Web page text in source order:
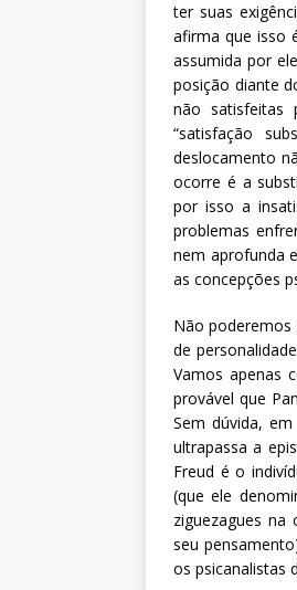
ter suas
afirma que isso
assumida por
posição diante
não satisfeitas
“satisfação
deslocamento
ocorre é a
por isso a
problemas
nem aprofunda
as concepções
Não poderemos
de
Vamos apenas
provável que
Sem dúvida,
ultrapassa a
Freud é o
(que ele
ziguezagues
seu
os psicanalistas